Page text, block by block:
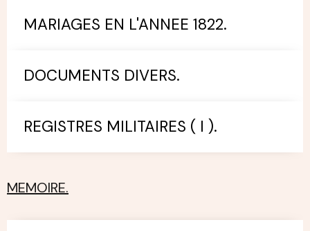
MARIAGES EN L'ANNEE 1822.
DOCUMENTS DIVERS.
REGISTRES MILITAIRES ( I ).
MEMOIRE.